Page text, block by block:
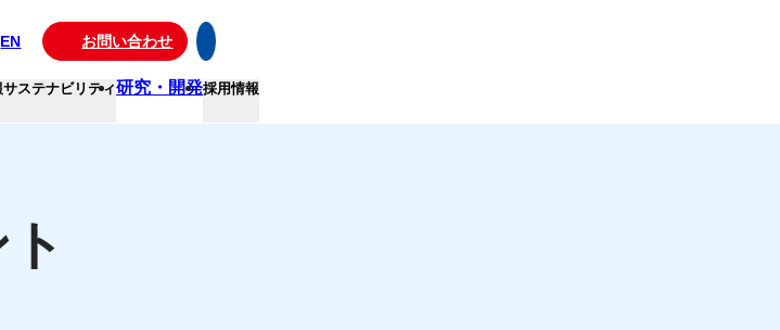
EN お問い合わせ
サステナビリティ研究・開発採用情報